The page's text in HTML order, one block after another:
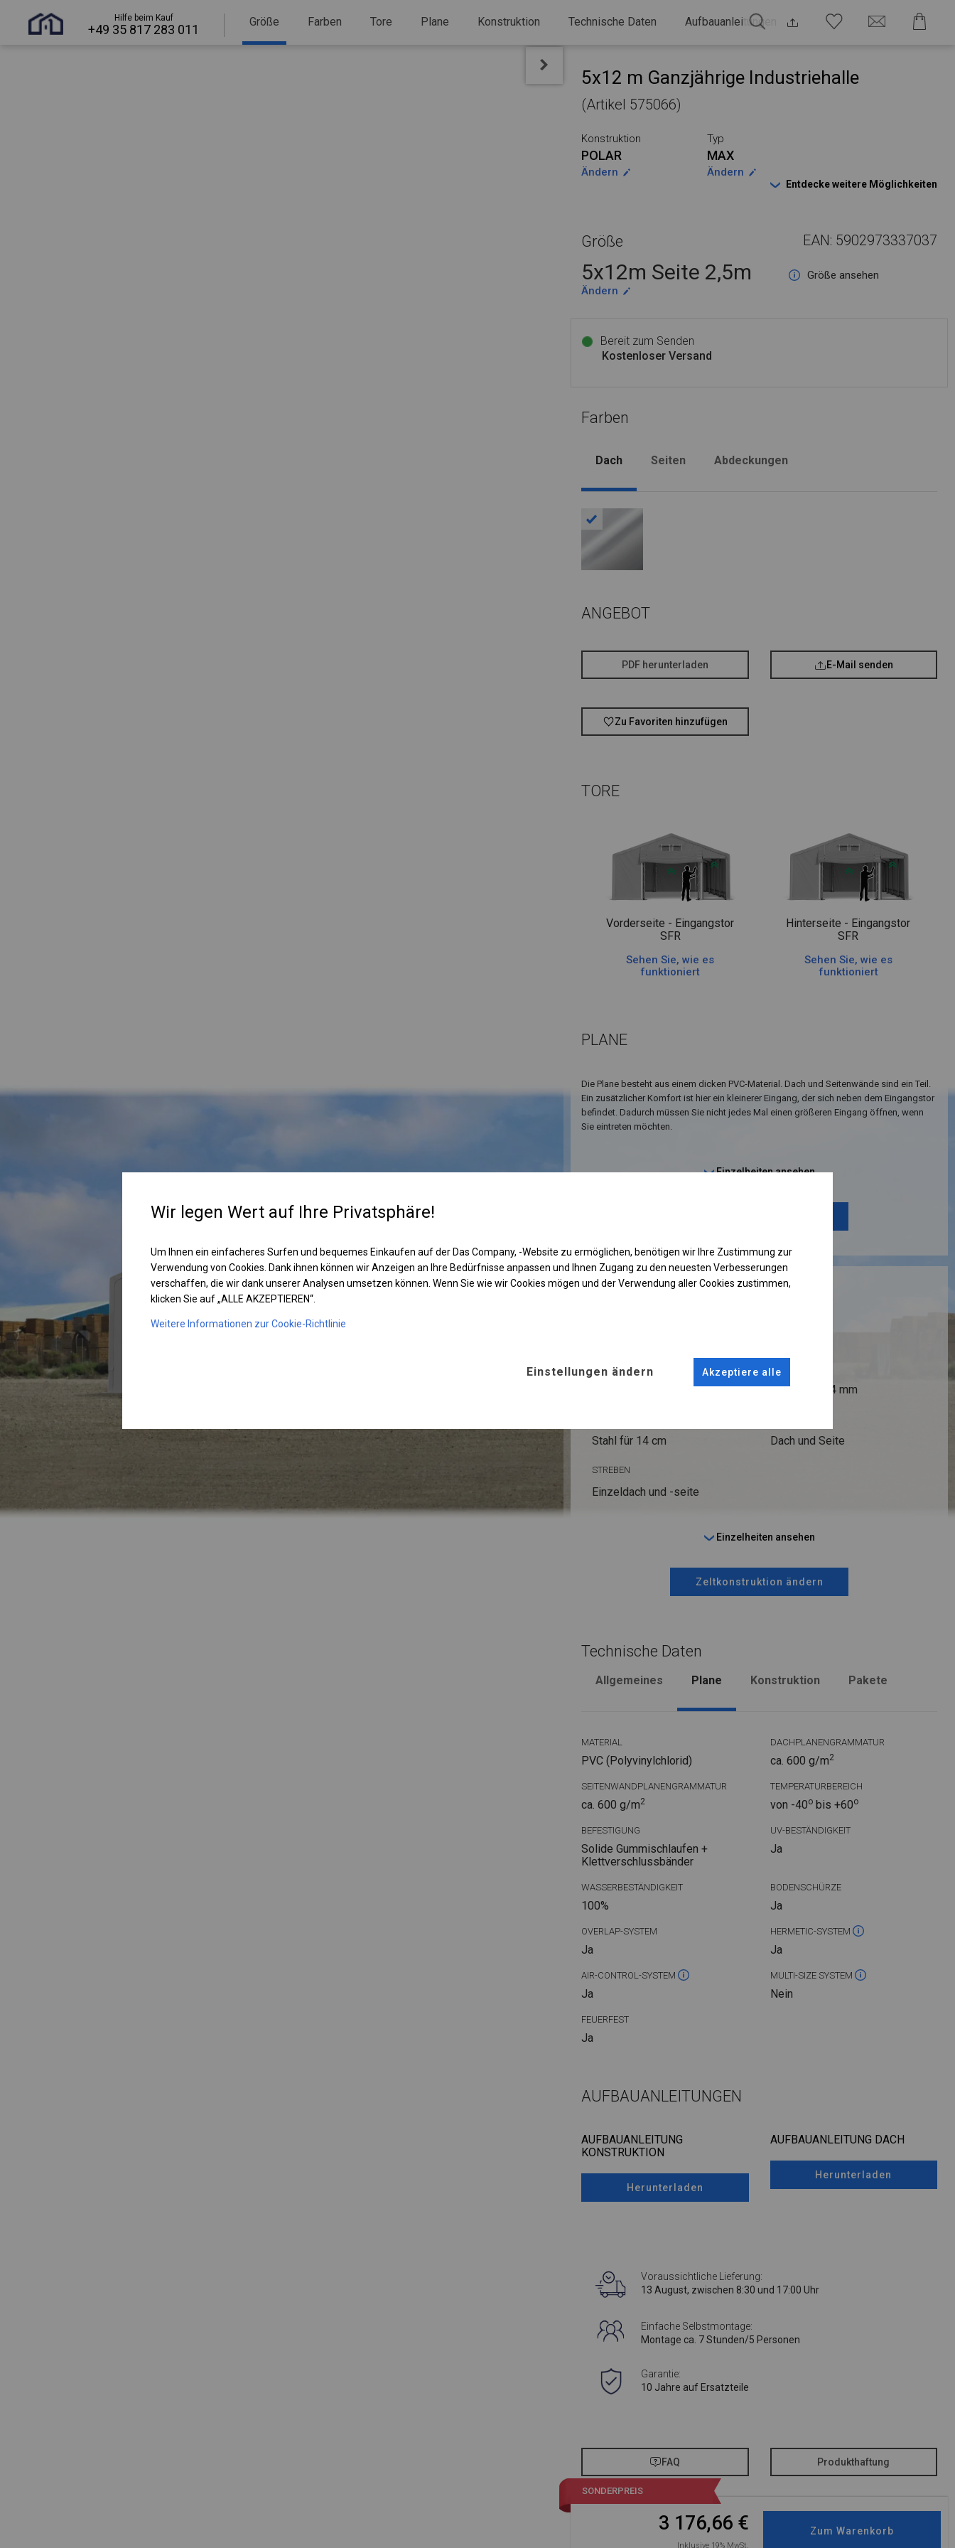
Hilfe beim Kauf
+49 35 817 283 011
Größe Farben Tore Plane Konstruktion Technische Daten Aufbauanleitungen
5x12 m Ganzjährige Industriehalle
(Artikel 575066)
Konstruktion
POLAR
Ändern
Typ
MAX
Ändern
Entdecke weitere Möglichkeiten
Größe EAN: 5902973337037
5x12m Seite 2,5m
Größe ansehen
Ändern
Bereit zum Senden
Kostenloser Versand
Farben
Dach Seiten Abdeckungen
ANGEBOT
PDF herunterladen E-Mail senden
Zu Favoriten hinzufügen
TORE
Vorderseite - Eingangstor
SFR
Sehen Sie, wie es
funktioniert
Hinterseite - Eingangstor
SFR
Sehen Sie, wie es
funktioniert
PLANE
Die Plane besteht aus einem dicken PVC-Material. Dach und Seitenwände sind ein Teil.
Ein zusätzlicher Komfort ist hier ein kleinerer Eingang, der sich neben dem Eingangstor
befindet. Dadurch müssen Sie nicht jedes Mal einen größeren Eingang öffnen, wenn
Sie eintreten möchten.
Einzelheiten ansehen
KONSTRUKTION
ROHRE ANSCHLÜSSE
Stahl ca. fi 54 mm
Stahl für 14 cm Dach und Seite
STREBEN
Einzeldach und -seite
Einzelheiten ansehen
Zeltkonstruktion ändern
Technische Daten
Allgemeines Plane Konstruktion Pakete
MATERIAL
PVC (Polyvinylchlorid)
DACHPLANENGRAMMATUR
ca. 600 g/m2
SEITENWANDPLANENGRAMMATUR
ca. 600 g/m2
TEMPERATURBEREICH
von -40obis +60o
BEFESTIGUNG
Solide Gummischlaufen +
Klettverschlussbänder
UV-BESTÄNDIGKEIT
Ja
WASSERBESTÄNDIGKEIT
100%
BODENSCHÜRZE
Ja
OVERLAP-SYSTEM
Ja
HERMETIC-SYSTEM
Ja
AIR-CONTROL-SYSTEM
Ja
MULTI-SIZE SYSTEM
Nein
FEUERFEST
Ja
AUFBAUANLEITUNGEN
AUFBAUANLEITUNG
KONSTRUKTION
Herunterladen
AUFBAUANLEITUNG DACH
Herunterladen
Voraussichtliche Lieferung:
13 August, zwischen 8:30 und 17:00 Uhr
Einfache Selbstmontage:
Montage ca. 7 Stunden/5 Personen
Garantie:
10 Jahre auf Ersatzteile
FAQ Produkthaftung
SONDERPREIS
3 176,66 €
Inklusive 19% MwSt.
Wir legen Wert auf Ihre Privatsphäre!
Um Ihnen ein einfacheres Surfen und bequemes Einkaufen auf der Das Company, -Website zu ermöglichen, benötigen wir Ihre Zustimmung zur
Verwendung von Cookies. Dank ihnen können wir Anzeigen an Ihre Bedürfnisse anpassen und Ihnen Zugang zu den neuesten Verbesserungen
verschaffen, die wir dank unserer Analysen umsetzen können. Wenn Sie wie wir Cookies mögen und der Verwendung aller Cookies zustimmen,
klicken Sie auf „ALLE AKZEPTIEREN“.
Weitere Informationen zur Cookie-Richtlinie
Einstellungen ändern Akzeptiere alle